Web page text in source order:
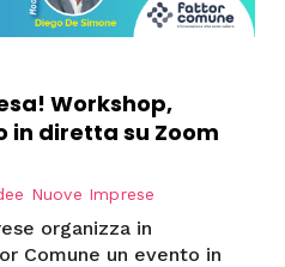
Workshop,
in diretta su Zoom
Nuove Imprese
organizza in
Comune un evento in